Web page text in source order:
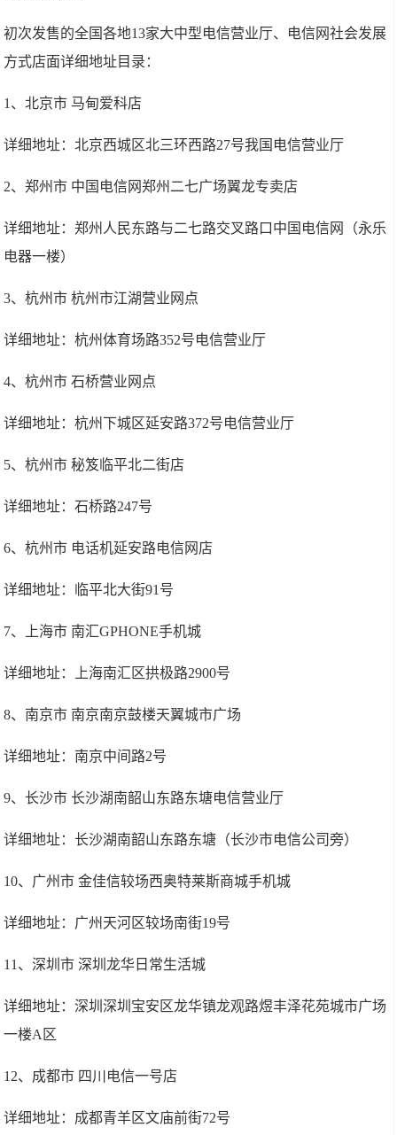
初次发售的全国各地13家大中型电信营业厅、电信网社会发展
方式店面详细地址目录：
1、北京市 马甸爱科店
详细地址：北京西城区北三环西路27号我国电信营业厅
2、郑州市 中国电信网郑州二七广场翼龙专卖店
详细地址：郑州人民东路与二七路交叉路口中国电信网（永乐
电器一楼）
3、杭州市 杭州市江湖营业网点
详细地址：杭州体育场路352号电信营业厅
4、杭州市 石桥营业网点
详细地址：杭州下城区延安路372号电信营业厅
5、杭州市 秘笈临平北二街店
详细地址：石桥路247号
6、杭州市 电话机延安路电信网店
详细地址：临平北大街91号
7、上海市 南汇GPHONE手机城
详细地址：上海南汇区拱极路2900号
8、南京市 南京南京鼓楼天翼城市广场
详细地址：南京中间路2号
9、长沙市 长沙湖南韶山东路东塘电信营业厅
详细地址：长沙湖南韶山东路东塘（长沙市电信公司旁）
10、广州市 金佳信较场西奥特莱斯商城手机城
详细地址：广州天河区较场南街19号
11、深圳市 深圳龙华日常生活城
详细地址：深圳深圳宝安区龙华镇龙观路煜丰泽花苑城市广场
一楼A区
12、成都市 四川电信一号店
详细地址：成都青羊区文庙前街72号